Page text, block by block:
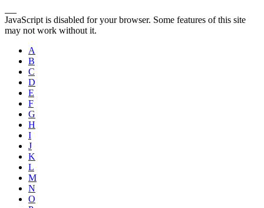
JavaScript is disabled for your browser. Some features of this site
may not work without it.
A
B
C
D
E
F
G
H
I
J
K
L
M
N
O